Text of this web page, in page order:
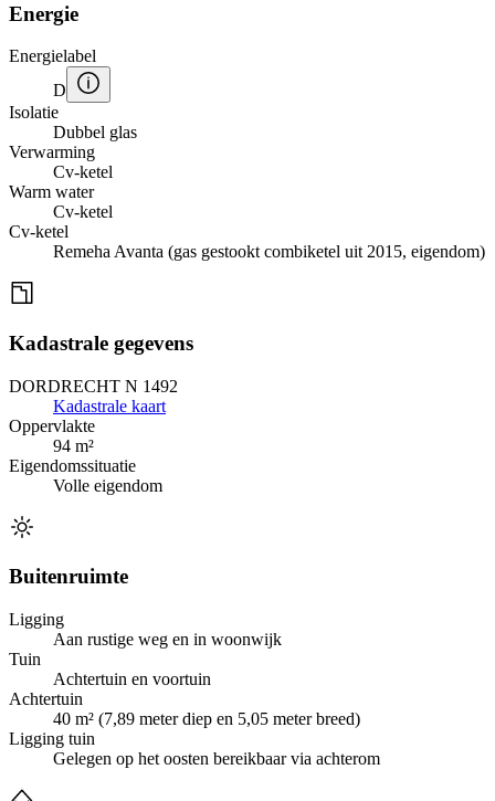
Energie
Energielabel
D
Isolatie
Dubbel glas
Verwarming
Cv-ketel
Warm water
Cv-ketel
Cv-ketel
Remeha Avanta (gas gestookt combiketel uit 2015, eigendom)
Kadastrale gegevens
DORDRECHT N 1492
Kadastrale kaart
Oppervlakte
94 m²
Eigendomssituatie
Volle eigendom
Buitenruimte
Ligging
Aan rustige weg en in woonwijk
Tuin
Achtertuin en voortuin
Achtertuin
40 m² (7,89 meter diep en 5,05 meter breed)
Ligging tuin
Gelegen op het oosten bereikbaar via achterom